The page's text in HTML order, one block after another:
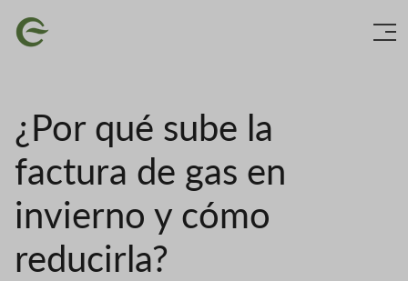
Imatge
¿Por qué sube la
factura de gas en
invierno y cómo
reducirla?